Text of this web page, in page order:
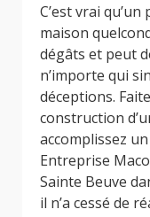
C’est vrai
maison
dégâts et peut
n’importe qui
déceptions.
construction
accomplissez
Entreprise
Sainte Beuve
il n’a cessé de